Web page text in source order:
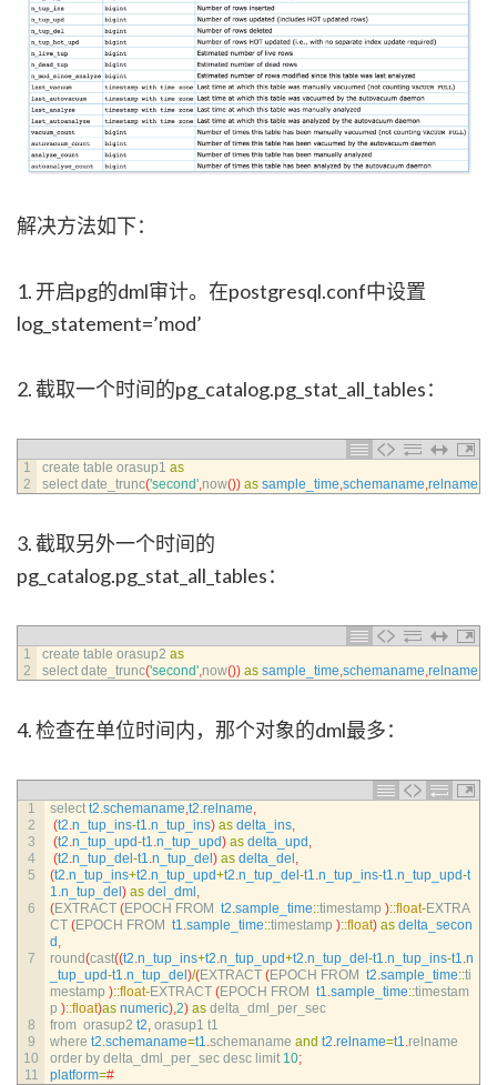
解决方法如下：
1. 开启pg的dml审计。在postgresql.conf中设置
log_statement=’mod’
2. 截取一个时间的pg_catalog.pg_stat_all_tables：
1
2
create table orasup1 as
select date_trunc('second',now()) as sample_time,schemaname,relname
3. 截取另外一个时间的
pg_catalog.pg_stat_all_tables：
1
2
create table orasup2 as
select date_trunc('second',now()) as sample_time,schemaname,relname
4. 检查在单位时间内，那个对象的dml最多：
1
2
3
4
5
6
7
8
9
10
11
select t2.schemaname,t2.relname,
(t2.n_tup_ins-t1.n_tup_ins) as delta_ins,
(t2.n_tup_upd-t1.n_tup_upd) as delta_upd ,
(t2.n_tup_del -t1.n_tup_del ) as delta_del ,
(t2.n_tup_ins+t2.n_tup_upd+t2.n_tup_del -t1.n_tup_ins-t1.n_tup_upd-t
1.n_tup_del ) as del_dml ,
(EXTRACT (EPOCH FROM t2.sample_time::timestamp )::float-EXTRA
CT (EPOCH FROM t1.sample_time::timestamp )::float) as delta_secon
d ,
round(cast((t2.n_tup_ins+t2.n_tup_upd+t2.n_tup_del -t1.n_tup_ins-t1.n
_tup_upd-t1.n_tup_del )/(EXTRACT (EPOCH FROM t2.sample_time::ti
mestamp )::float-EXTRACT (EPOCH FROM t1.sample_time::timestam
p )::float)as numeric),2) as delta_dml_per_sec
from orasup2 t2, orasup1 t1
where t2.schemaname=t1.schemaname and t2.relname=t1.relname
order by delta_dml_per_sec desc limit 10;
platform=#